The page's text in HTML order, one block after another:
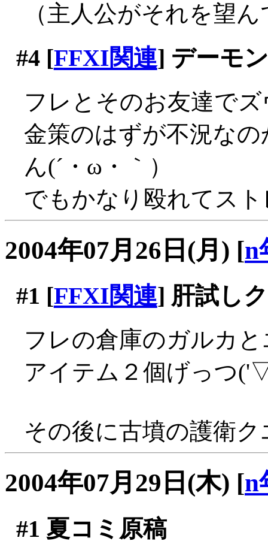
（主人公がそれを望
#4[FFXI関連] デーモ
フレとそのお友達で
金策のはずが不況な
ん(´・ω・｀）
でもかなり殴れてス
2004年07月26日(月) [n
#1 [FFXI関連] 肝試し
フレの倉庫のガルカ
アイテム２個げっつ
その後に古墳の護衛
2004年07月29日(木) [n
#1 夏コミ原稿